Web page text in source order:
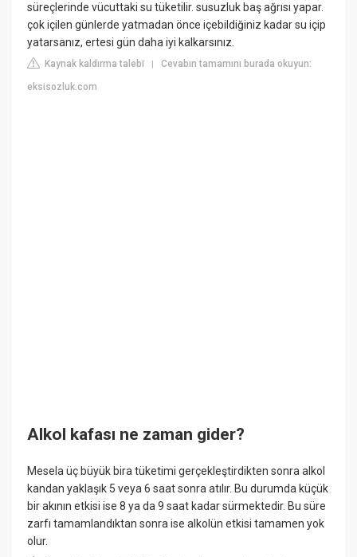
süreçlerinde vücuttaki su tüketilir. susuzluk baş ağrısı yapar.
çok içilen günlerde yatmadan önce içebildiğiniz kadar su içip
yatarsanız, ertesi gün daha iyi kalkarsınız.
Kaynak kaldırma talebi |Cevabın tamamını burada okuyun:
eksisozluk.com
Alkol kafası ne zaman gider?
Mesela üç büyük bira tüketimi gerçekleştirdikten sonra alkol
kandan yaklaşık 5 veya 6 saat sonra atılır. Bu durumda küçük
bir akının etkisi ise 8 ya da 9 saat kadar sürmektedir. Bu süre
zarfı tamamlandıktan sonra ise alkolün etkisi tamamen yok
olur.